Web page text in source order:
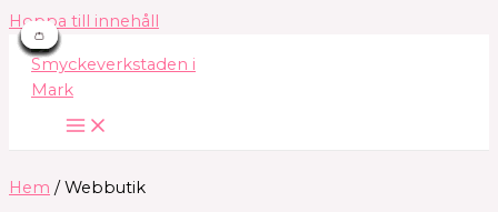
Hoppa till innehåll
Hem / Webbutik
👛
👛
👛
👛
👛
👛
👛
👛
👛
👛
👛
👛
👛
👛